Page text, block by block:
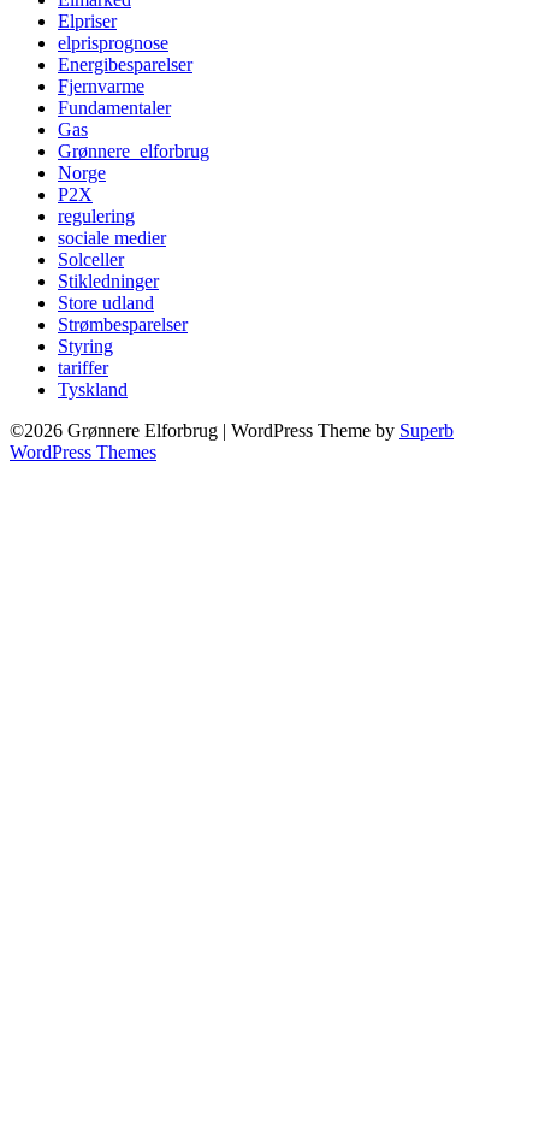
Elpriser
elprisprognose
Energibesparelser
Fjernvarme
Fundamentaler
Gas
Grønnere_elforbrug
Norge
P2X
regulering
sociale medier
Solceller
Stikledninger
Store udland
Strømbesparelser
Styring
tariffer
Tyskland
©2026 Grønnere Elforbrug | WordPress Theme by Superb
WordPress Themes